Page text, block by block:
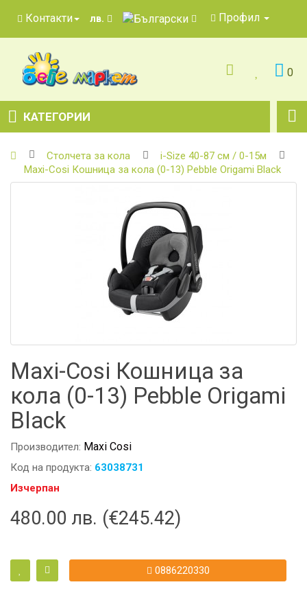
Контакти лв. Профил
0
КАТЕГОРИИ
Столчета за кола
i-Size 40-87 см / 0-15м
Maxi-Cosi Кошница за кола (0-13) Pebble Origami Black
Maxi-Cosi Кошница за
кола (0-13) Pebble Origami
Black
Производител: Maxi Cosi
Код на продукта: 63038731
Изчерпан
480.00 лв. (€245.42)
0886220330